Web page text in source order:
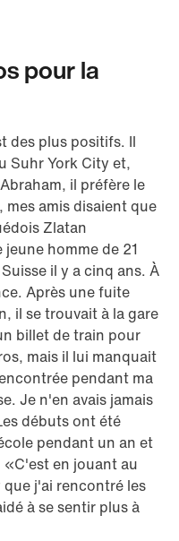
pour la
des plus positifs. Il
Suhr York City et,
il préfère le
amis disaient que
Zlatan
homme de 21
il y a cinq ans. À
Après une fuite
il se trouvait à la gare
billet de train pour
mais il lui manquait
pendant ma
Je n'en avais jamais
débuts ont été
pendant un an et
en jouant au
j'ai rencontré les
à se sentir plus à